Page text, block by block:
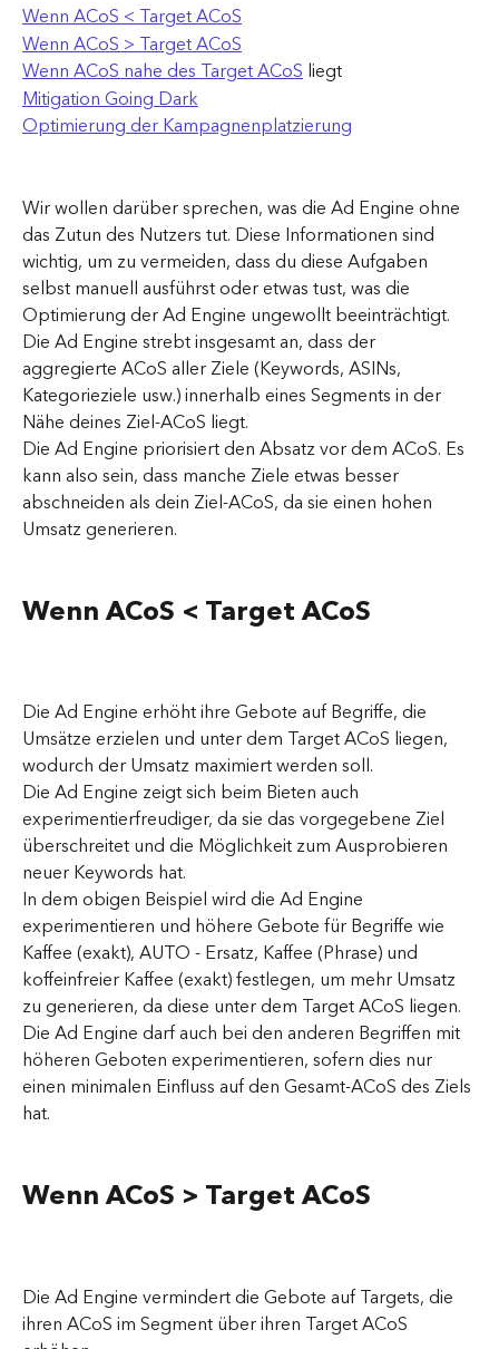
Wenn ACoS < Target ACoS
Wenn ACoS > Target ACoS
Wenn ACoS nahe des Target ACoS liegt
Mitigation Going Dark
Optimierung der Kampagnenplatzierung
Wir wollen darüber sprechen, was die Ad Engine ohne
das Zutun des Nutzers tut. Diese Informationen sind
wichtig, um zu vermeiden, dass du diese Aufgaben
selbst manuell ausführst oder etwas tust, was die
Optimierung der Ad Engine ungewollt beeinträchtigt.
Die Ad Engine strebt insgesamt an, dass der
aggregierte ACoS aller Ziele (Keywords, ASINs,
Kategorieziele usw.) innerhalb eines Segments in der
Nähe deines Ziel-ACoS liegt.
Die Ad Engine priorisiert den Absatz vor dem ACoS. Es
kann also sein, dass manche Ziele etwas besser
abschneiden als dein Ziel-ACoS, da sie einen hohen
Umsatz generieren.
Wenn ACoS < Target ACoS
Die Ad Engine erhöht ihre Gebote auf Begriffe, die
Umsätze erzielen und unter dem Target ACoS liegen,
wodurch der Umsatz maximiert werden soll.
Die Ad Engine zeigt sich beim Bieten auch
experimentierfreudiger, da sie das vorgegebene Ziel
überschreitet und die Möglichkeit zum Ausprobieren
neuer Keywords hat.
In dem obigen Beispiel wird die Ad Engine
experimentieren und höhere Gebote für Begriffe wie
Kaffee (exakt), AUTO - Ersatz, Kaffee (Phrase) und
koffeinfreier Kaffee (exakt) festlegen, um mehr Umsatz
zu generieren, da diese unter dem Target ACoS liegen.
Die Ad Engine darf auch bei den anderen Begriffen mit
höheren Geboten experimentieren, sofern dies nur
einen minimalen Einfluss auf den Gesamt-ACoS des Ziels
hat.
Wenn ACoS > Target ACoS
Die Ad Engine vermindert die Gebote auf Targets, die
ihren ACoS im Segment über ihren Target ACoS